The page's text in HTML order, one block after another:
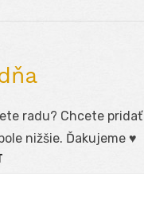
radu? Chcete
nižšie. Ďakujeme ♥